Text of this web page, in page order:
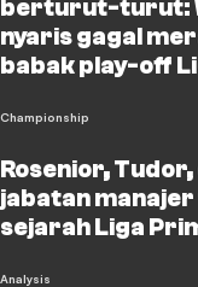
berturut-turut:
nyaris gagal
babak play-off
Championship
Rosenior, Tudor,
jabatan
sejarah Liga
Analysis